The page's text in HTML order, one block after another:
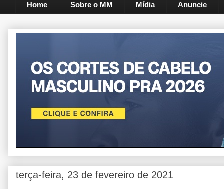
Home Sobre o MM Mídia Anuncie
terça-feira, 23 de fevereiro de 2021